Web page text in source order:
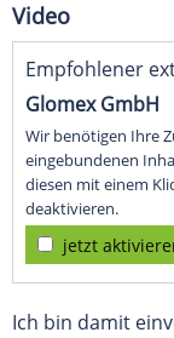
Video
Empfohlener
Glomex GmbH
Wir benötigen Ihre
eingebundenen
diesen mit einem
deaktivieren.
jetzt
Ich bin damit